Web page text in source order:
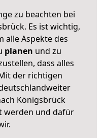
zu beachten bei
Es ist wichtig,
alle Aspekte des
planen und zu
dass alles
der richtigen
Königsbrück
und dafür